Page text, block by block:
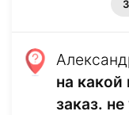
на какой
заказ.